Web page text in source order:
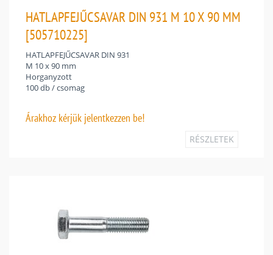
HATLAPFEJŰCSAVAR DIN 931 M 10 X 90 MM
[505710225]
HATLAPFEJŰCSAVAR DIN 931
M 10 x 90 mm
Horganyzott
100 db / csomag
Árakhoz kérjük jelentkezzen be!
RÉSZLETEK